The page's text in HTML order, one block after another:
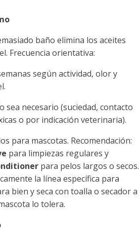
baño elimina los aceites
Frecuencia orientativa:
según actividad, olor y
sea necesario (suciedad, contacto
o por indicación veterinaria).
para mascotas. Recomendación:
para limpiezas regulares y
para pelos largos o secos.
la línea específica para
bien y seca con toalla o secador a
lo tolera.